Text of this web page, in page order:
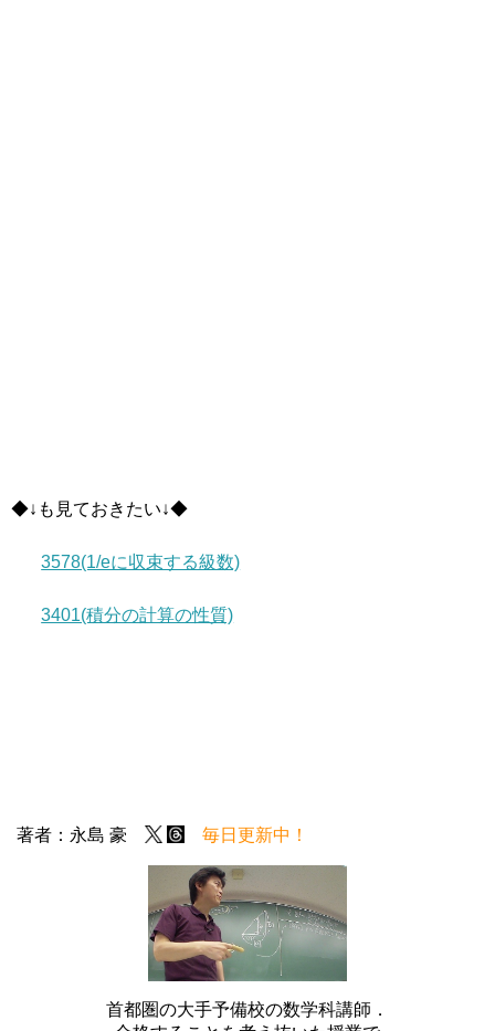
◆↓も見ておきたい↓◆
3578(1/eに収束する級数)
3401(積分の計算の性質)
著者：永島 豪 毎日更新中！
首都圏の大手予備校の数学科講師．